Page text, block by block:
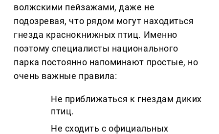
волжскими пейзажами, даже не
подозревая, что рядом могут находиться
гнезда краснокнижных птиц. Именно
поэтому специалисты национального
парка постоянно напоминают простые, но
очень важные правила:
Не приближаться к гнездам диких
птиц.
Не сходить с официальных